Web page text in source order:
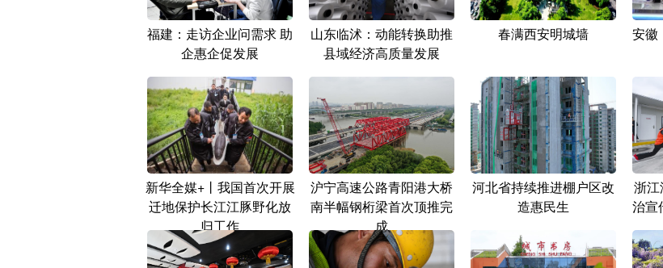
福建：走访企业问需求 助
企惠企促发展
山东临沭：动能转换助推
县域经济高质量发展
春满西安明城墙
安徽
新华全媒+丨我国首次开展
迁地保护长江江豚野化放
归工作
沪宁高速公路青阳港大桥
南半幅钢桁梁首次顶推完
成
河北省持续推进棚户区改
造惠民生
浙
治宣